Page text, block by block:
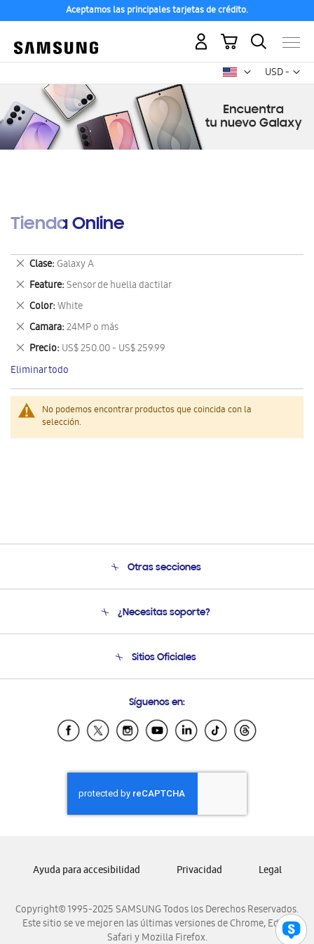
Aceptamos las principales tarjetas de crédito.
USD -
dólar
Mi carrito
Tienda Online
No podemos encontrar productos que coincida con la
selección.
Clase Galaxy A
Eliminar
este
artículo
Feature Sensor de huella dactilar
Eliminar
este
artículo
Color White
Eliminar
este
artículo
Camara 24MP o más
Eliminar
este
artículo
Precio US$ 250.00 - US$ 259.99
Eliminar
este
artículo
Eliminar todo
Otras secciones
Soporte
Condiciones de Compra
¿Necesitas soporte?
Soporte vía eMail
Sitios Oficiales
Samsung Ecuador
Samsung El Salvador
Samsung Honduras
Samsung Nicaragua
Samsung Panamá
Samsung Venezuela
Síguenos en:
Copyright© 1995-2025 SAMSUNG Todos los Derechos Reservados.
Este sitio se ve mejor en las últimas versiones de Chrome, Edge,
Safari y Mozilla Firefox.
Ayuda para accesibilidad Privacidad Legal